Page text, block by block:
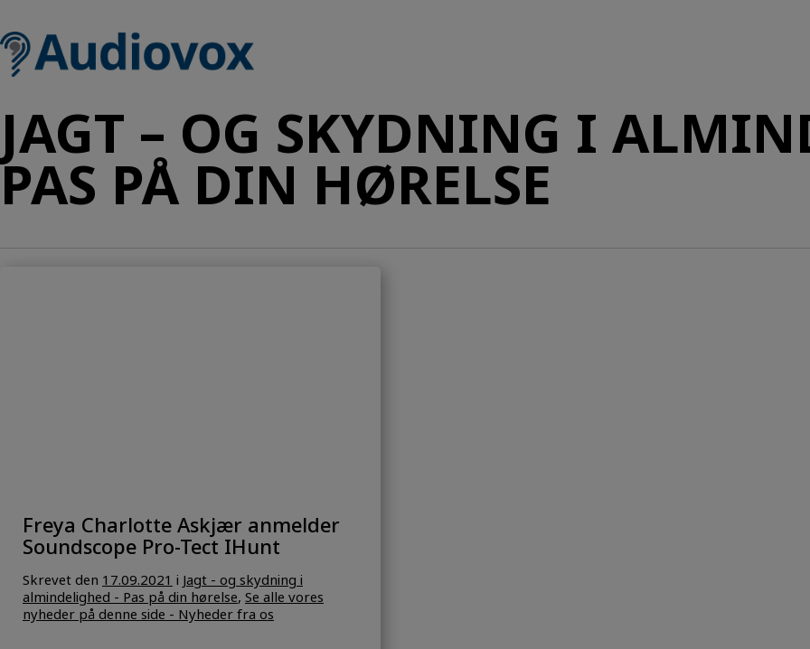
indholdet
JAGT – OG SKYDNING I
PAS PÅ DIN HØRELSE
Freya Charlotte Askjær anmelder
Soundscope Pro-Tect IHunt
Skrevetden 17.09.2021 i Jagt - og skydning i
almindelighed - Pas på din hørelse, Se alle vores
nyheder på denne side - Nyheder fra os